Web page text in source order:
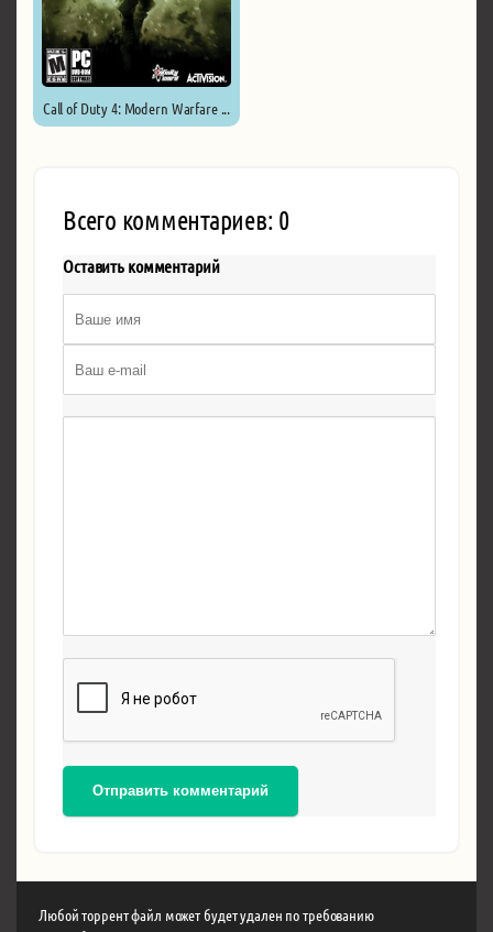
Call of Duty 4: Modern Warfare ...
Всего комментариев: 0
Оставить комментарий
Отправить комментарий
Любой торрент файл может будет удален по требованию